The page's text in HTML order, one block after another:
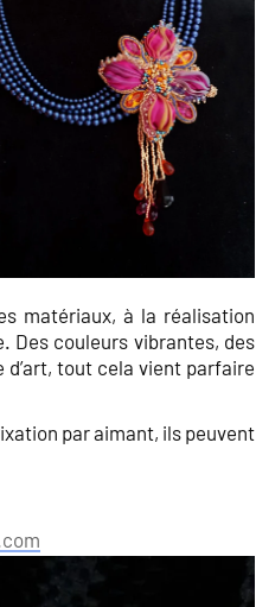
matériaux, à la réalisation
Des couleurs vibrantes, des
tout cela vient parfaire
par aimant, ils peuvent